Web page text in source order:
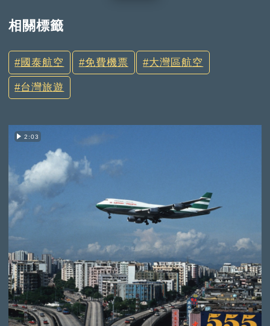
相關標籤
國泰航空 免費機票 大灣區航空
台灣旅遊
2:03